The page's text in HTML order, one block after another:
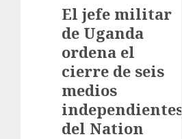
El jefe militar
de Uganda
ordena el
cierre de seis
medios
independientes
del Nation